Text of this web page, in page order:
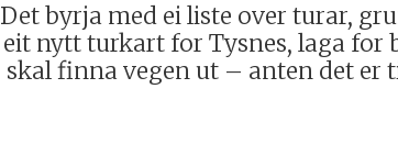
Det byrja med ei liste over turar,
eit nytt turkart for Tysnes, laga for
skal finna vegen ut – anten det er